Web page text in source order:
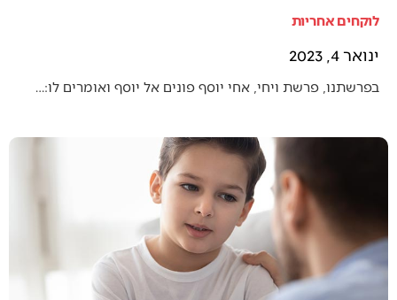
לוקחים אחריות
ינואר 4, 2023
בפרשתנו, פרשת ויחי, אחי יוסף פונים אל יוסף ואומרים לו:…